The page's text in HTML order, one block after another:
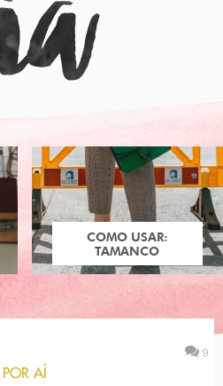
9
POR AÍ